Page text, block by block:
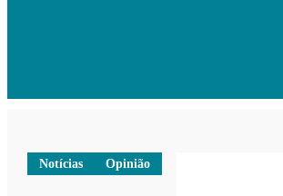
Notícias Opinião